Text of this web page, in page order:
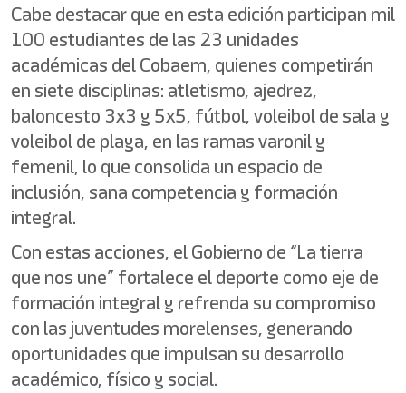
Cabe destacar que en esta edición participan mil
100 estudiantes de las 23 unidades
académicas del Cobaem, quienes competirán
en siete disciplinas: atletismo, ajedrez,
baloncesto 3x3 y 5x5, fútbol, voleibol de sala y
voleibol de playa, en las ramas varonil y
femenil, lo que consolida un espacio de
inclusión, sana competencia y formación
integral.
Con estas acciones, el Gobierno de “La tierra
que nos une” fortalece el deporte como eje de
formación integral y refrenda su compromiso
con las juventudes morelenses, generando
oportunidades que impulsan su desarrollo
académico, físico y social.